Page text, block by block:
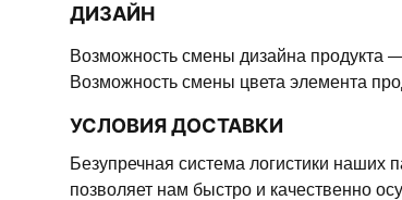
ДИЗАЙН
Возможность смены дизайна продукта
Возможность смены цвета элемента
УСЛОВИЯ ДОСТАВКИ
Безупречная система логистики наших
позволяет нам быстро и качественно